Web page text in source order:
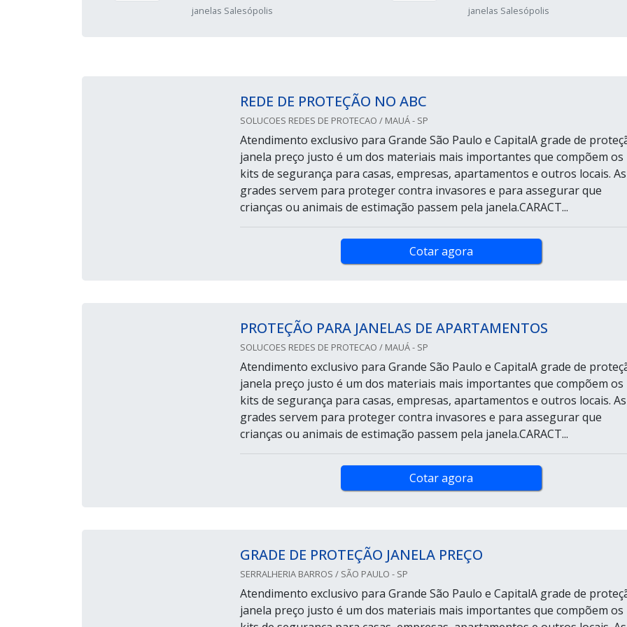
janelas Salesópolis janelas Salesópolis
REDE DE PROTEÇÃO NO ABC
SOLUCOES REDES DE PROTECAO / MAUÁ - SP
Atendimento exclusivo para Grande São Paulo e CapitalA grade de
janela preço justo é um dos materiais mais importantes que compõem os
kits de segurança para casas, empresas, apartamentos e outros locais. As
grades servem para proteger contra invasores e para assegurar que
crianças ou animais de estimação passem pela janela.CARACT...
Cotar agora
PROTEÇÃO PARA JANELAS DE APARTAMENTOS
SOLUCOES REDES DE PROTECAO / MAUÁ - SP
Atendimento exclusivo para Grande São Paulo e CapitalA grade de
janela preço justo é um dos materiais mais importantes que compõem os
kits de segurança para casas, empresas, apartamentos e outros locais. As
grades servem para proteger contra invasores e para assegurar que
crianças ou animais de estimação passem pela janela.CARACT...
Cotar agora
GRADE DE PROTEÇÃO JANELA PREÇO
SERRALHERIA BARROS / SÃO PAULO - SP
Atendimento exclusivo para Grande São Paulo e CapitalA grade de
janela preço justo é um dos materiais mais importantes que compõem os